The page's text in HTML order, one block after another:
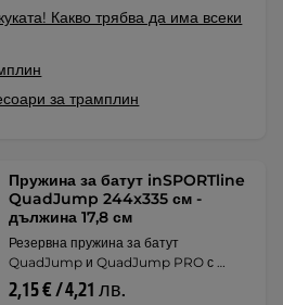
Какво трябва да има всеки
за трамплин
Пружина за батут inSPORTline
QuadJump 244x335 см -
дължина 17,8 см
Резервна пружина за батут
QuadJump и QuadJump PRO с …
2,15 € / 4,21 лв.